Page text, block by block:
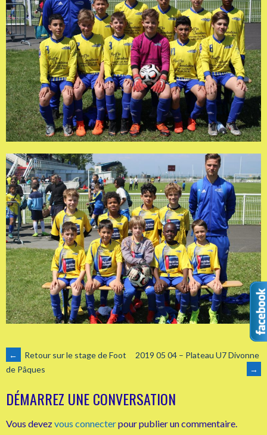
NAVIGATION
DES
ARTICLES
←
Retour sur le stage de Foot
de Pâques
2019 05 04 – Plateau U7 Divonne
→
DÉMARREZ UNE CONVERSATION
Vous devezvous connecterpour publier un commentaire.